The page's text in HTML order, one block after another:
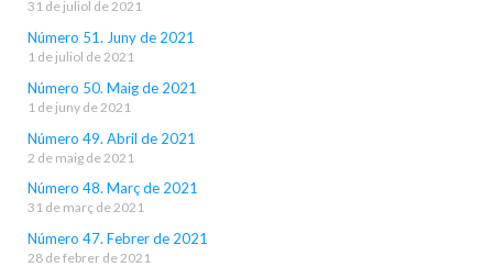
31 de juliol de 2021
Número 51. Juny de 2021
1 de juliol de 2021
Número 50. Maig de 2021
1 de juny de 2021
Número 49. Abril de 2021
2 de maig de 2021
Número 48. Març de 2021
31 de març de 2021
Número 47. Febrer de 2021
28 de febrer de 2021